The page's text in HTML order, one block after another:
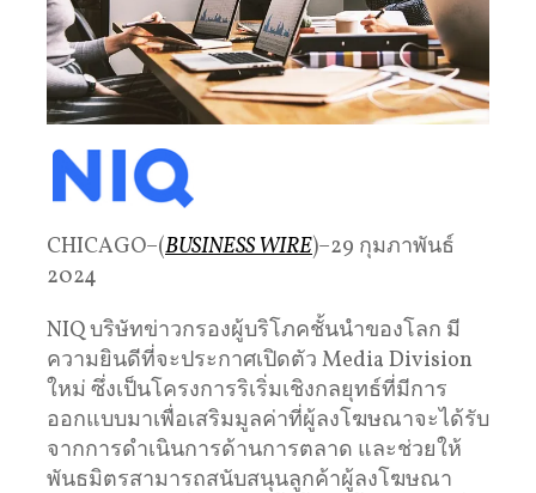
CHICAGO–(BUSINESS WIRE)–29 กุมภาพันธ์
2024
NIQ บริษัทข่าวกรองผู้บริโภคชั้นนำของโลก มี
ความยินดีที่จะประกาศเปิดตัว Media Division
ใหม่ ซึ่งเป็นโครงการริเริ่มเชิงกลยุทธ์ที่มีการ
ออกแบบมาเพื่อเสริมมูลค่าที่ผู้ลงโฆษณาจะได้รับ
จากการดำเนินการด้านการตลาด และช่วยให้
พันธมิตรสามารถสนับสนุนลูกค้าผู้ลงโฆษณา